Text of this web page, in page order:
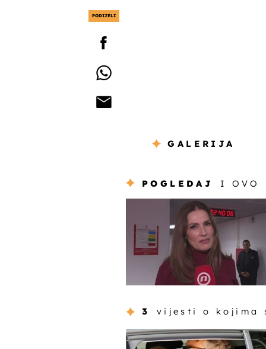
PODIJELI
GALERIJA
POGLEDAJ I OVO
3 vijesti o kojima